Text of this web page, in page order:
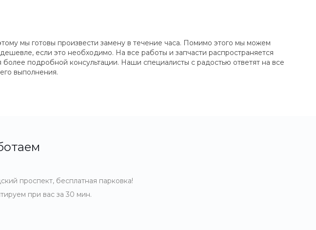
мы готовы произвести замену в течение часа. Помимо этого мы можем
если это необходимо. На все работы и запчасти распространяется
подробной консультации. Наши специалисты с радостью ответят на все
выполнения.
проспект, бесплатная парковка!
при вас за 30 мин.